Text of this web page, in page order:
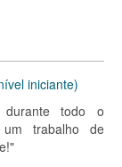
iniciante)
durante todo o
trabalho de